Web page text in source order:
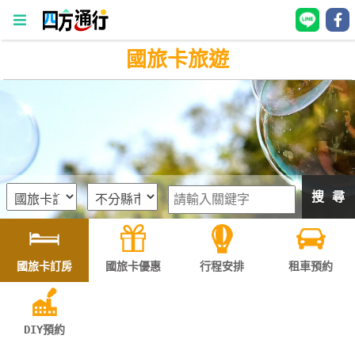
四
通
房
灣
訂
房
直接跟飯店訂房HOT
國旅卡旅遊
搜 尋
國旅卡訂房 國旅卡優惠 行程安排 租車預約
DIY預約